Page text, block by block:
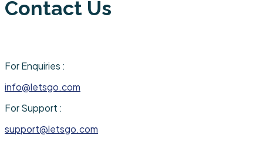
Contact Us
For Enquiries :
info@letsgo.com
For Support :
support@letsgo.com